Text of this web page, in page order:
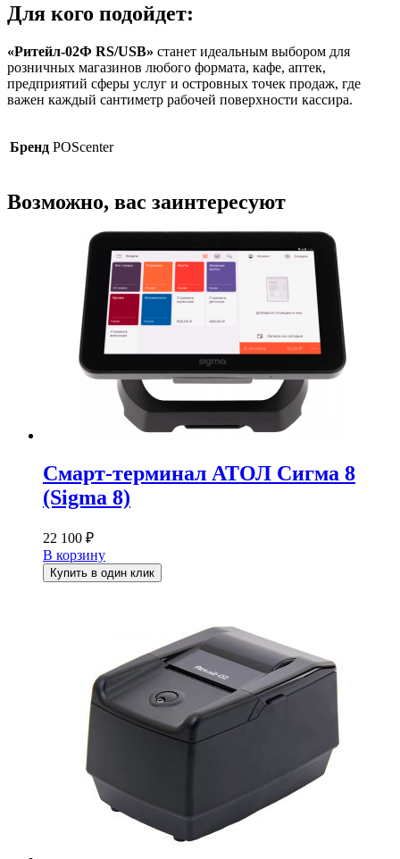
Для кого подойдет:
«Ритейл-02Ф RS/USB» станет идеальным выбором для
розничных магазинов любого формата, кафе, аптек,
предприятий сферы услуг и островных точек продаж, где
важен каждый сантиметр рабочей поверхности кассира.
Бренд POScenter
Возможно, вас заинтересуют
Смарт-терминал АТОЛ Сигма 8
(Sigma 8)
22 100 ₽
В корзину
Купить в один клик